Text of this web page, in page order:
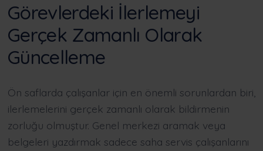
Görevlerdeki İlerlemeyi
Gerçek Zamanlı Olarak
Güncelleme
Ön saflarda çalışanlar için en önemli sorunlardan biri,
ilerlemelerini gerçek zamanlı olarak bildirmenin
zorluğu olmuştur. Genel merkezi aramak veya
belgeleri yazdırmak sadece saha servis çalışanlarını